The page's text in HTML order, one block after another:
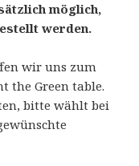
möglich,
werden.
wir uns zum
the Green table.
bitte wählt bei